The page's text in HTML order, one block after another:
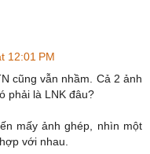
12:01 PM
cũng vẫn nhầm. Cả 2 ảnh
phải là LNK đâu?
mấy ảnh ghép, nhìn một
với nhau.